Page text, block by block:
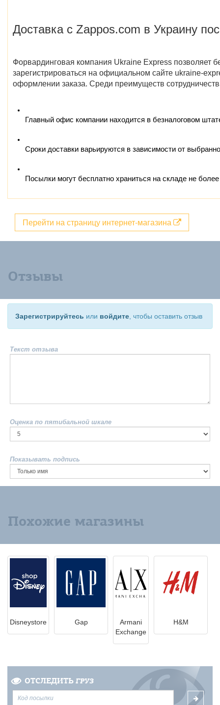
Доставка с Zappos.com в Украину
Форвардинговая компания Ukraine Express позволяет
зарегистрироваться на официальном сайте ukraine-
оформлении заказа. Среди преимуществ
Главный офис компании находится в безналоговом
Сроки доставки варьируются в зависимости от
Посылки могут бесплатно храниться на складе не
Перейти на страницу интернет-магазина
Отзывы
Зарегистрируйтесь или войдите , чтобы оставить отзыв
Текст отзыва
Оценка по пятибальной шкале
Показывать подпись
Похожие магазины
Disneystore Gap
Armani
Exchange
H&M
ОТСЛЕДИТЬ ГРУЗ